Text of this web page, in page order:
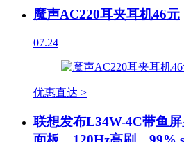
魔声AC220耳夹耳机46元
07.24
优惠直达 >
联想发布L34W-4C带鱼